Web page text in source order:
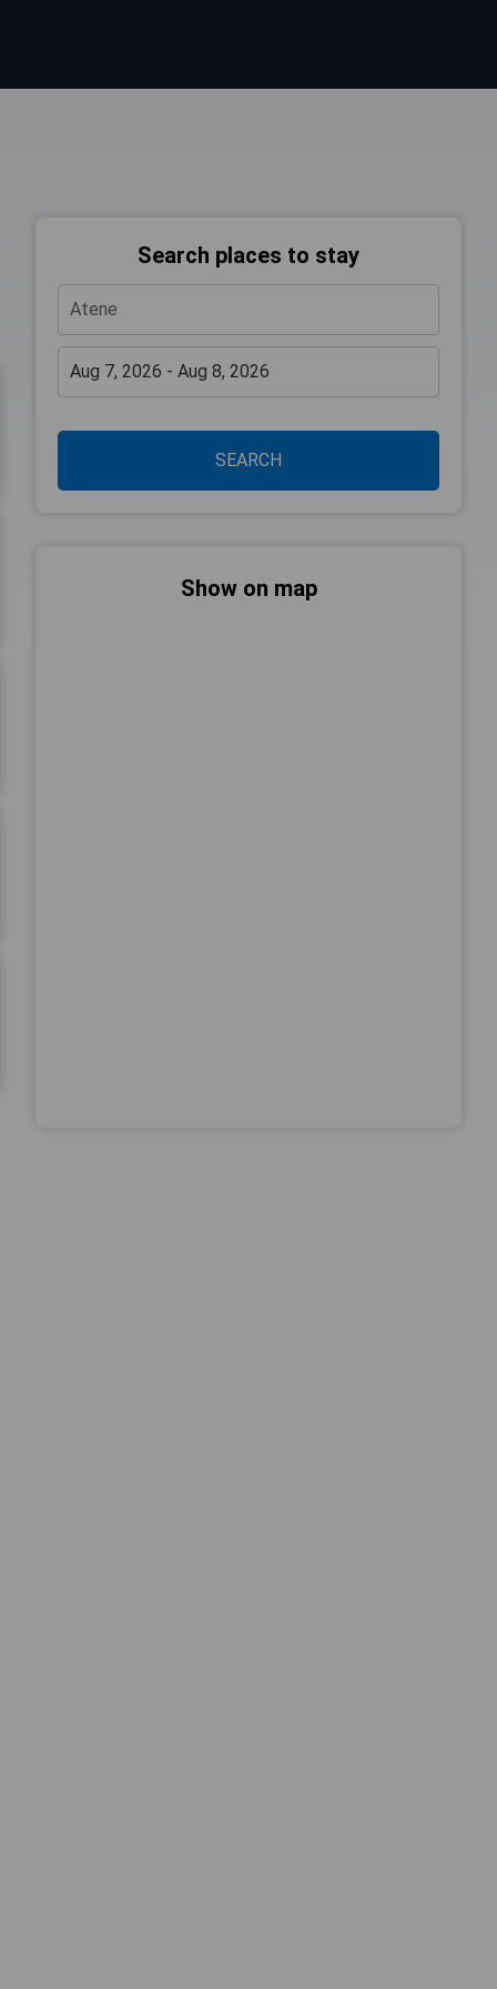
Search places to stay
SEARCH
Show on map